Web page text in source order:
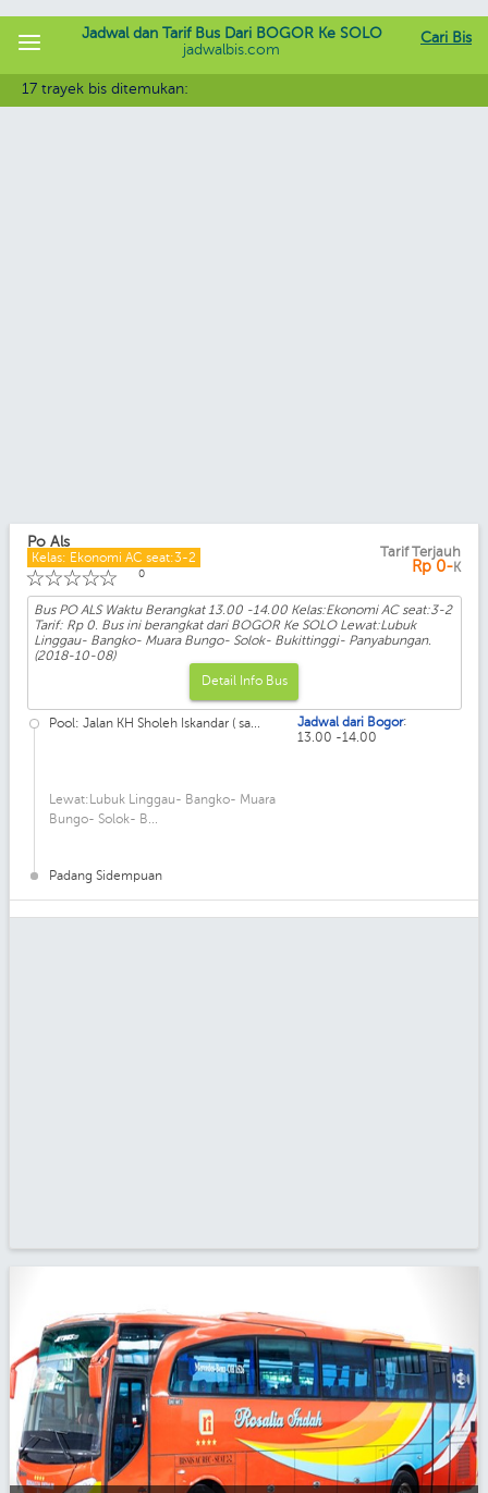
Cari Bis
Jadwal dan Tarif Bus Dari BOGOR Ke SOLO
jadwalbis.com
17 trayek bis ditemukan:
Po Als
Kelas: Ekonomi AC seat:3-2
☆
☆
☆
☆
☆ 0
Tarif Terjauh
Rp 0-K
Bus PO ALS Waktu Berangkat 13.00 -14.00 Kelas:Ekonomi AC seat:3-2
Tarif: Rp 0. Bus ini berangkat dari BOGOR Ke SOLO Lewat:Lubuk
Linggau- Bangko- Muara Bungo- Solok- Bukittinggi- Panyabungan.
(2018-10-08)
Detail Info Bus
Pool: Jalan KH Sholeh Iskandar ( sa...
Lewat:Lubuk Linggau- Bangko- Muara
Bungo- Solok- B...
Padang Sidempuan
Jadwal dari Bogor:
13.00 -14.00